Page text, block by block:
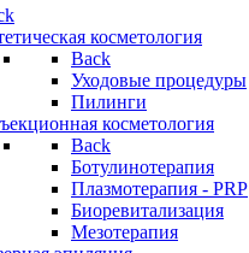
косметология
Back
Уходовые процедуры
Пилинги
косметология
Back
Ботулинотерапия
Плазмотерапия - PRP
Биоревитализация
Мезотерапия